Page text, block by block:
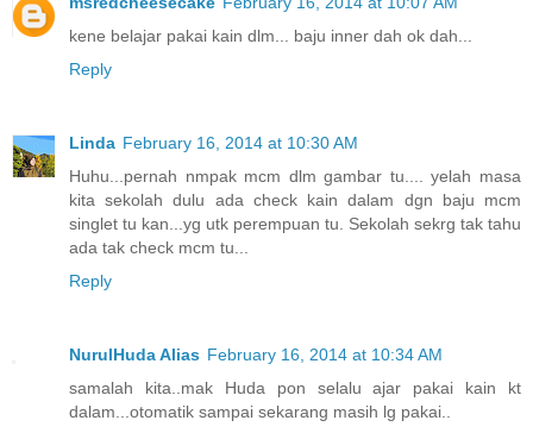
kene belajar pakai kain dlm... baju inner dah ok dah...
Reply
Linda February 16, 2014 at 10:30 AM
Huhu...pernah nmpak mcm dlm gambar tu.... yelah masa
kita sekolah dulu ada check kain dalam dgn baju mcm
singlet tu kan...yg utk perempuan tu. Sekolah sekrg tak tahu
ada tak check mcm tu...
Reply
NurulHuda Alias February 16, 2014 at 10:34 AM
samalah kita..mak Huda pon selalu ajar pakai kain kt
dalam...otomatik sampai sekarang masih lg pakai..